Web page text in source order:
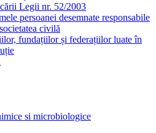
Legii nr. 52/2003
persoanei desemnate responsabile
civilă
fundațiilor și federațiilor luate în
si microbiologice